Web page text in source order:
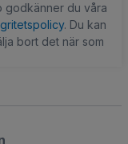
godkänner du våra
. Du kan
bort det när som